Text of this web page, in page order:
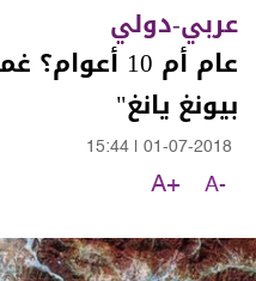
عربي-دولي
عام أم 10
بيونغ يانغ"
01-07-2018
15:44
A-
A+